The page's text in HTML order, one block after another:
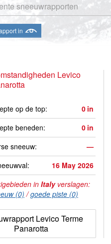
sneeuwrapporten
in
Levico
op de top: 0 in
beneden:
0 in
sneeuw:
—
16 May 2026
inItalyverslagen:
(0)/goede piste (0)
Levico Terme
Panarotta